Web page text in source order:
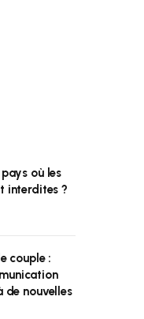
où les
interdites ?
couple :
de nouvelles